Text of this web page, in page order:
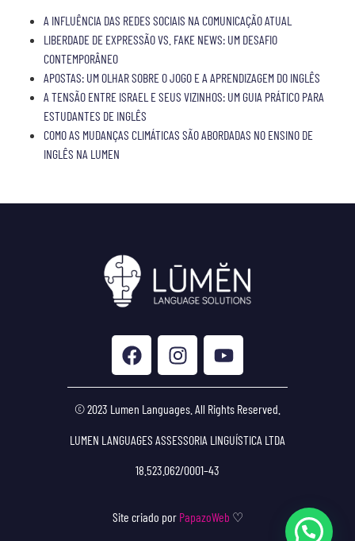
A INFLUÊNCIA DAS REDES SOCIAIS NA COMUNICAÇÃO ATUAL
LIBERDADE DE EXPRESSÃO VS. FAKE NEWS: UM DESAFIO
CONTEMPORÂNEO
APOSTAS: UM OLHAR SOBRE O JOGO E A APRENDIZAGEM DO INGLÊS
A TENSÃO ENTRE ISRAEL E SEUS VIZINHOS: UM GUIA PRÁTICO PARA
ESTUDANTES DE INGLÊS
COMO AS MUDANÇAS CLIMÁTICAS SÃO ABORDADAS NO ENSINO DE
INGLÊS NA LUMEN
© 2023 Lumen Languages. All Rights Reserved.
LUMEN LANGUAGES ASSESSORIA LINGUÍSTICA LTDA
18.523.062/0001–43
Site criado por PapazoWeb ♡